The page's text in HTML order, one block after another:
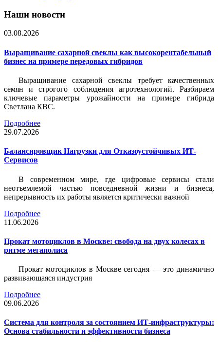
Наши новости
03.08.2026
Выращивание сахарной свеклы как высокорентабельный
бизнес на примере передовых гибридов
Выращивание сахарной свеклы требует качественных
семян и строгого соблюдения агротехнологий. Разбираем
ключевые параметры урожайности на примере гибрида
Светлана КВС.
Подробнее
29.07.2026
Балансировщик Нагрузки для Отказоустойчивых ИТ-
Сервисов
В современном мире, где цифровые сервисы стали
неотъемлемой частью повседневной жизни и бизнеса,
непрерывность их работы является критически важной
Подробнее
11.06.2026
Прокат мотоциклов в Москве: свобода на двух колесах в
ритме мегаполиса
Прокат мотоциклов в Москве сегодня — это динамично
развивающаяся индустрия
Подробнее
09.06.2026
Система для контроля за состоянием ИТ-инфраструктуры:
Основа стабильности и эффективности бизнеса